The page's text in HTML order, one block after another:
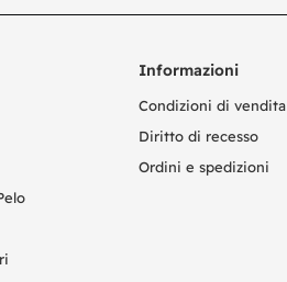
Informazioni
Condizioni di vendita
Diritto di recesso
Ordini e spedizioni